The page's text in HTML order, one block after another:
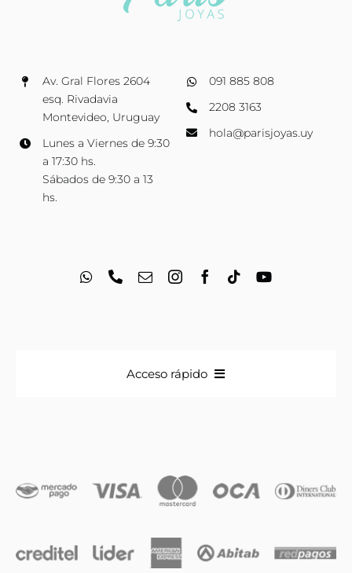
Av. Gral Flores 2604
esq. Rivadavia
Montevideo, Uruguay
Lunes a Viernes de 9:30
a 17:30 hs.
Sábados de 9:30 a 13
hs.
091 885 808
2208 3163
hola@parisjoyas.uy
Acceso rápido
Iniciales